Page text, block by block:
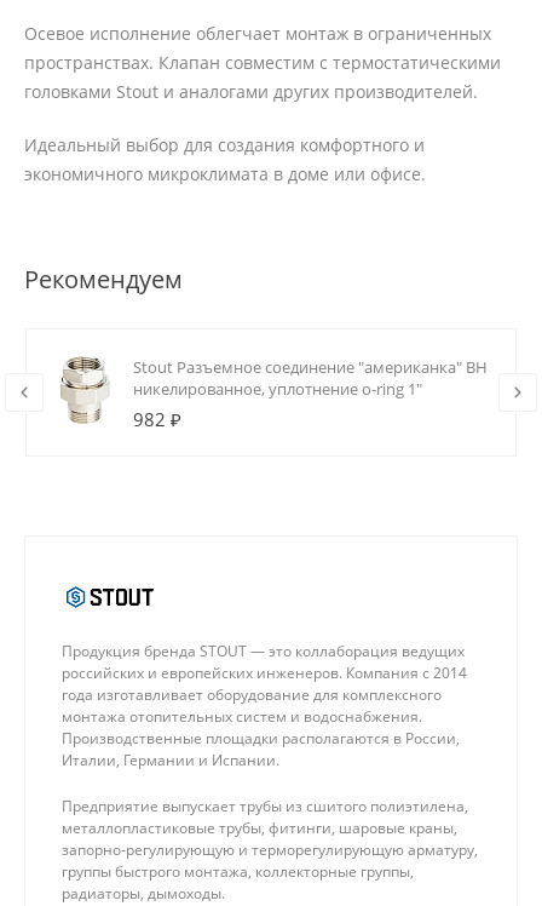
Осевое исполнение облегчает монтаж в ограниченных
пространствах. Клапан совместим с термостатическими
головками Stout и аналогами других производителей.
Идеальный выбор для создания комфортного и
экономичного микроклимата в доме или офисе.
Рекомендуем
Stout Разъемное соединение "американка" ВН
никелированное, уплотнение o-ring 1"
982 ₽
Продукция бренда STOUT — это коллаборация ведущих
российских и европейских инженеров. Компания с 2014
года изготавливает оборудование для комплексного
монтажа отопительных систем и водоснабжения.
Производственные площадки располагаются в России,
Италии, Германии и Испании.
Предприятие выпускает трубы из сшитого полиэтилена,
металлопластиковые трубы, фитинги, шаровые краны,
запорно-регулирующую и терморегулирующую арматуру,
группы быстрого монтажа, коллекторные группы,
радиаторы, дымоходы.